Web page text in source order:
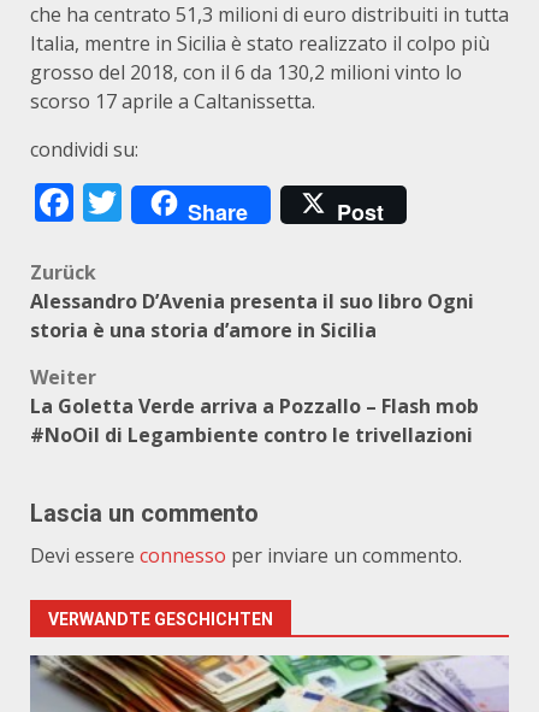
che ha centrato 51,3 milioni di euro distribuiti in tutta
Italia, mentre in Sicilia è stato realizzato il colpo più
grosso del 2018, con il 6 da 130,2 milioni vinto lo
scorso 17 aprile a Caltanissetta.
condividi su:
Facebook
Twitter
Share Post
Beitragsnavigation
Zurück
Alessandro D’Avenia presenta il suo libro Ogni
storia è una storia d’amore in Sicilia
Weiter
La Goletta Verde arriva a Pozzallo – Flash mob
#NoOil di Legambiente contro le trivellazioni
Lascia un commento
Devi essere connesso per inviare un commento.
VERWANDTE GESCHICHTEN